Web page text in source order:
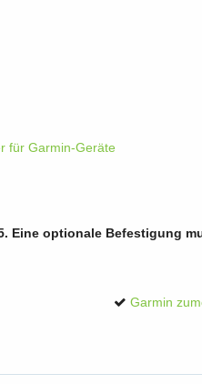
für Garmin-Geräte
Eine optionale Befestigung
Garmin